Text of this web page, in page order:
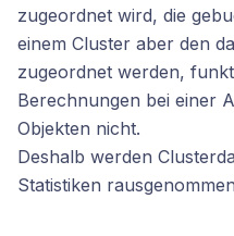
zugeordnet wird, die
einem Cluster aber den
zugeordnet werden,
Berechnungen bei einer
Objekten nicht.
Deshalb werden
Statistiken